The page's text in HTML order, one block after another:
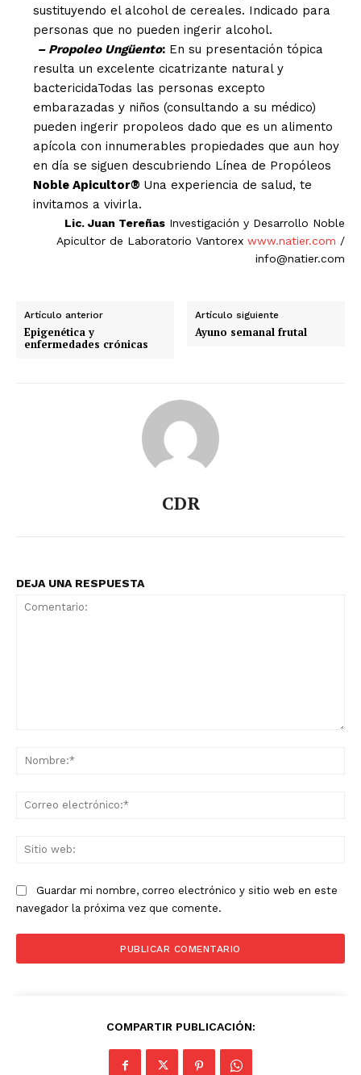
sustituyendo el alcohol de cereales. Indicado para
personas que no pueden ingerir alcohol.
– Propoleo Ungüento: En su presentación tópica
resulta un excelente cicatrizante natural y
bactericidaTodas las personas excepto
embarazadas y niños (consultando a su médico)
pueden ingerir propoleos dado que es un alimento
apícola con innumerables propiedades que aun hoy
en día se siguen descubriendo Línea de Propóleos
Noble Apicultor® Una experiencia de salud, te
invitamos a vivirla.
Lic. Juan Tereñas Investigación y Desarrollo Noble
Apicultor de Laboratorio Vantorex www.natier.com /
info@natier.com
Artículo anterior
Epigenética y
enfermedades crónicas
Artículo siguiente
Ayuno semanal frutal
CDR
DEJA UNA RESPUESTA
Guardar mi nombre, correo electrónico y sitio web en este
navegador la próxima vez que comente.
COMPARTIR PUBLICACIÓN: